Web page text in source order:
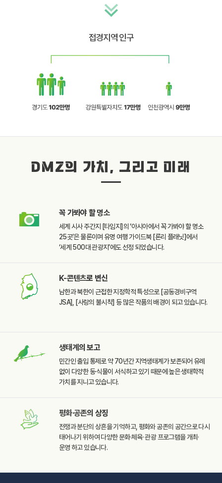
접경지역 인구
DMZ의 가치, 그리고 미래
꼭 가봐야 할명소
세계 시사 주간지 [타임지]의 ‘아시아에서 꼭 가봐야 할명소
25곳’은 물론이며 유명 여행 가이드북[론리 플래닛]에서
‘세계 500대 관광지’에도선정 되었습니다.
K-콘텐츠로 변신
남한과 북한이 근접한지정학적 특성으로[공동경비구역
JSA], [사랑의 불시착] 등 많은작품의 배경이 되고 있습니다.
생태계의 보고
민간인 출입 통제로 약 70년간지역생태계가 보존되어 유례
없이 다양한 동·식물이 서식하고있기 때문에 높은 생태학적
가치를 지니고 있습니다.
평화·공존의 상징
전쟁과 분단의 상흔을기억하고, 평화와 공존의 공간으로 다시
태어나기 위하여 다양한 문화·체육·관광 프로그램을 개최·
운영하고 있습니다.